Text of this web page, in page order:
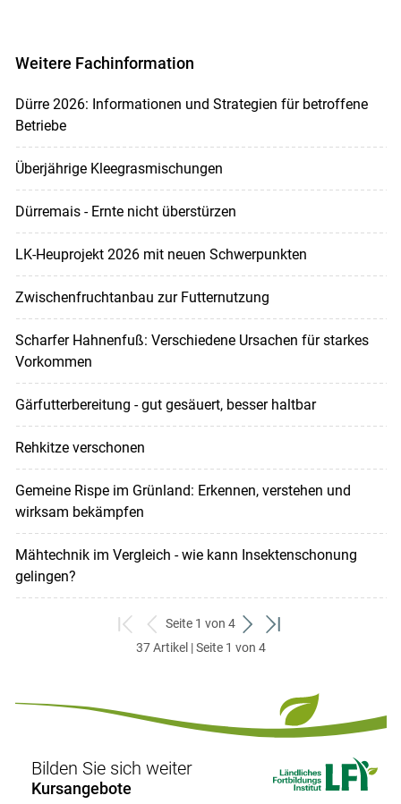
Weitere Fachinformation
Dürre 2026: Informationen und Strategien für betroffene
Betriebe
Überjährige Kleegrasmischungen
Dürremais - Ernte nicht überstürzen
LK-Heuprojekt 2026 mit neuen Schwerpunkten
Zwischenfruchtanbau zur Futternutzung
Scharfer Hahnenfuß: Verschiedene Ursachen für starkes
Vorkommen
Gärfutterbereitung - gut gesäuert, besser haltbar
Rehkitze verschonen
Gemeine Rispe im Grünland: Erkennen, verstehen und
wirksam bekämpfen
Mähtechnik im Vergleich - wie kann Insektenschonung
gelingen?
zum
ersten
zurück
zum
Seite 1 von 4
weiter
zum
zum
37 Artikel | Seite 1 von 4
Bilden Sie sich weiter
Kursangebote